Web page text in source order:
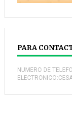
PARA
NUMERO DE